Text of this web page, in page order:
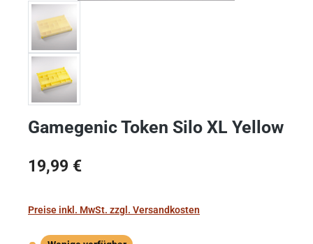
Gamegenic Token Silo XL Yellow
Regulärer Preis:
19,99 €
Preise inkl. MwSt. zzgl. Versandkosten